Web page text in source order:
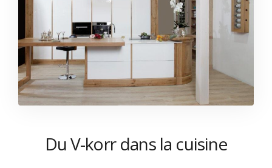
Du V-korr dans la cuisine